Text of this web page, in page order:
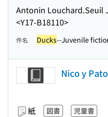
Antonin Louchard.Seuil
<Y17-B18110>
件名 Ducks--Juvenile
Nico y Pato
紙 図書 児童書